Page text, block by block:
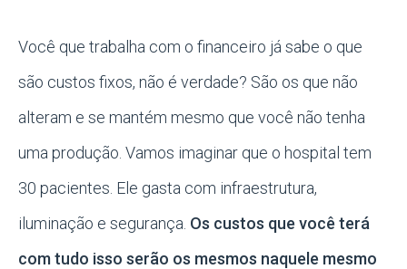
Você que trabalha com o financeiro já sabe o que
são custos fixos, não é verdade? São os que não
alteram e se mantém mesmo que você não tenha
uma produção. Vamos imaginar que o hospital tem
30 pacientes. Ele gasta com infraestrutura,
iluminação e segurança. Os custos que você terá
com tudo isso serão os mesmos naquele mesmo